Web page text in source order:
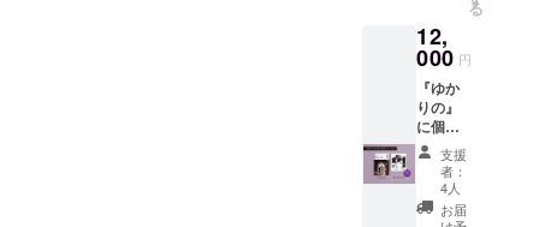
一冊プ
レゼン
トさせ
ていた
だきま
す。 1
冊プラ
ス送料
（580
円）プ
る
12,
000 円
『ゆか
りの』
に個人
相談
（50
分）を
プラス
した、
支援
者：
4人
お届